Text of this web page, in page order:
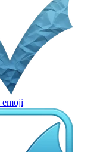
emoji